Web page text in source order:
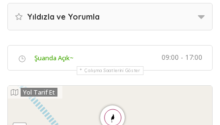
Yıldızla ve Yorumla
Şuanda Açık~ 09:00 - 17:00
Çalışma Saatlerini Göster
Yol Tarif Et